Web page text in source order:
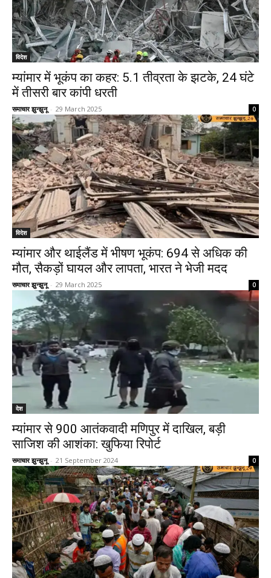
विदेश
म्यांमार में भूकंप का कहर: 5.1 तीव्रता के झटके, 24 घंटे
में तीसरी बार कांपी धरती
समाचार झुन्झुनू - 29 March 2025 0
विदेश
म्यांमार और थाईलैंड में भीषण भूकंप: 694 से अधिक की
मौत, सैकड़ों घायल और लापता, भारत ने भेजी मदद
समाचार झुन्झुनू - 29 March 2025 0
देश
म्यांमार से 900 आतंकवादी मणिपुर में दाखिल, बड़ी
साजिश की आशंका: खुफिया रिपोर्ट
समाचार झुन्झुनू - 21 September 2024 0